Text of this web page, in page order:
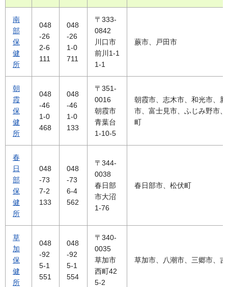
南
部
保
健
所
048
-26
2-6
111
048
-26
1-0
711
〒333-
0842
川口市
前川1-1
1-1
蕨市、戸田市
朝
霞
保
健
所
048
-46
1-0
468
048
-46
1-0
133
〒351-
0016
朝霞市
青葉台
1-10-5
朝霞市、志木市、和光市、
市、富士見市、ふじみ野市
町
春
日
部
保
健
所
048
-73
7-2
133
048
-73
6-4
562
〒344-
0038
春日部
市大沼
1-76
春日部市、松伏町
草
加
保
健
所
048
-92
5-1
551
048
-92
5-1
554
〒340-
0035
草加市
西町42
5-2
草加市、八潮市、三郷市、